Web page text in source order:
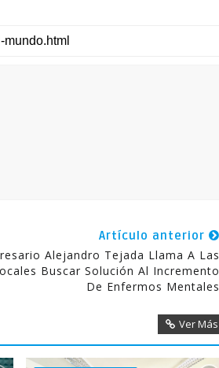
Artículo anterior
Alejandro Tejada Llama A Las
Buscar Solución Al Incremento
De Enfermos Mentales
Ver Más